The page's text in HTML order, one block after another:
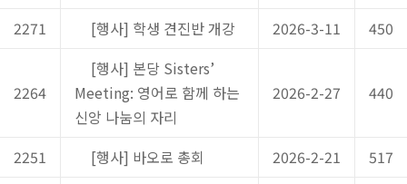
2271 [행사] 학생 견진반 개강 2026-3-11 450
2264
[행사] 본당 Sisters’
Meeting: 영어로 함께 하는
신앙 나눔의 자리
2026-2-27 440
2251 [행사] 바오로 총회 2026-2-21 517